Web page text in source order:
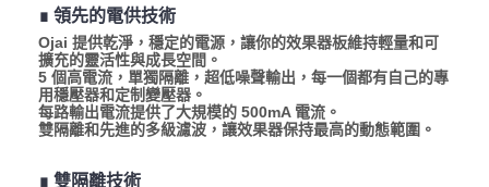
∎ 領先的電供技術
Ojai 提供乾淨，穩定的電源，讓你的效果器板維持輕量和可
擴充的靈活性與成長空間。
5 個高電流，單獨隔離，超低噪聲輸出，每一個都有自己的專
用穩壓器和定制變壓器。
每路輸出電流提供了大規模的 500mA 電流。
雙隔離和先進的多級濾波，讓效果器保持最高的動態範圍。
∎ 雙隔離技術